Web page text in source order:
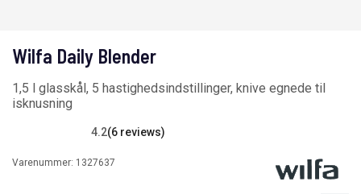
Wilfa Daily Blender
1,5 l glasskål, 5 hastighedsindstillinger, knive egnede til
isknusning
4.2(6 reviews)
Varenummer: 1327637